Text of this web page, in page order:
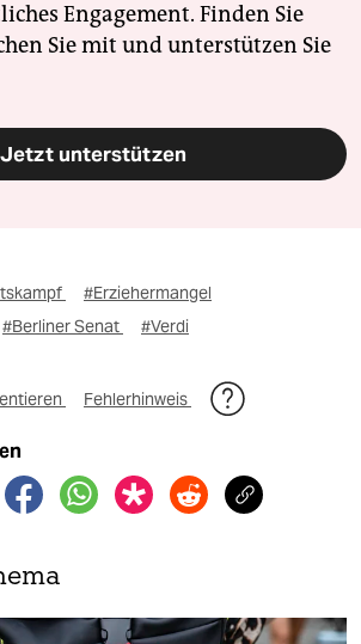
Engagement. Finden Sie
Sie mit und unterstützen Sie
Jetzt unterstützen
#Erziehermangel
#Berliner Senat #Verdi
Fehlerhinweis